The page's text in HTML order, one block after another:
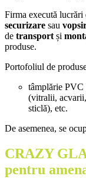
Firma execută lucrări
securizare sau
de transport și
produse.
Portofoliul de
tâmplărie PVC
(vitralii,
sticlă), etc.
De asemenea, se
CRAZY
pentru